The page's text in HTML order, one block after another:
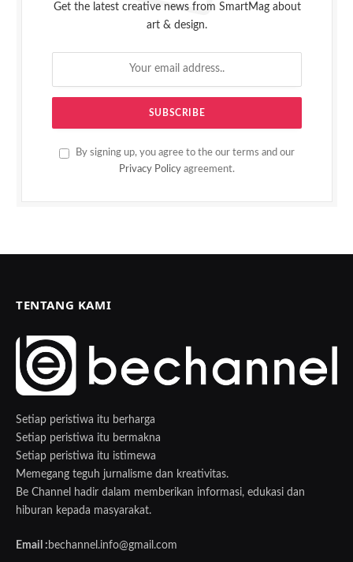
Get the latest creative news from SmartMag about
art & design.
By signing up, you agree to the our terms and our
Privacy Policy agreement.
TENTANG KAMI
Setiap peristiwa itu berharga
Setiap peristiwa itu bermakna
Setiap peristiwa itu istimewa
Memegang teguh jurnalisme dan kreativitas.
Be Channel hadir dalam memberikan informasi, edukasi dan
hiburan kepada masyarakat.
Email : bechannel.info@gmail.com